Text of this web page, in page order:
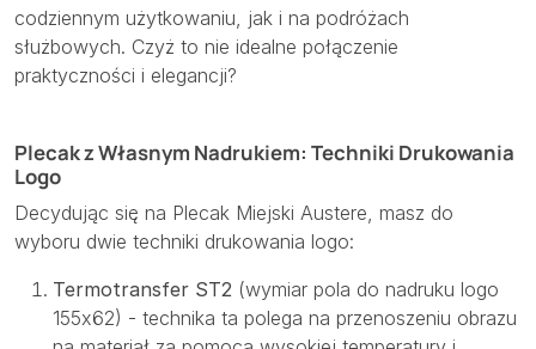
codziennym użytkowaniu, jak i na podróżach
służbowych. Czyż to nie idealne połączenie
praktyczności i elegancji?
Plecak z Własnym Nadrukiem: Techniki Drukowania
Logo
Decydując się na Plecak Miejski Austere, masz do
wyboru dwie techniki drukowania logo:
Termotransfer ST2 (wymiar pola do nadruku logo
155x62) - technika ta polega na przenoszeniu obrazu